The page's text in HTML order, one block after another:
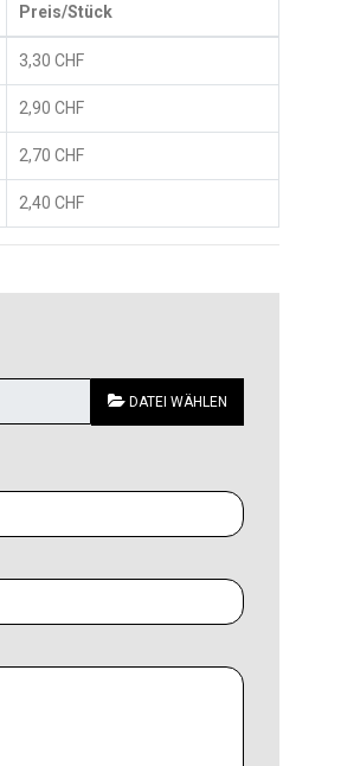
Preis/Stück
3,30 CHF
2,90 CHF
2,70 CHF
2,40 CHF
DATEI WÄHLEN